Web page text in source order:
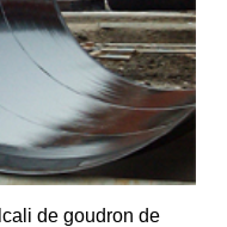
de goudron de